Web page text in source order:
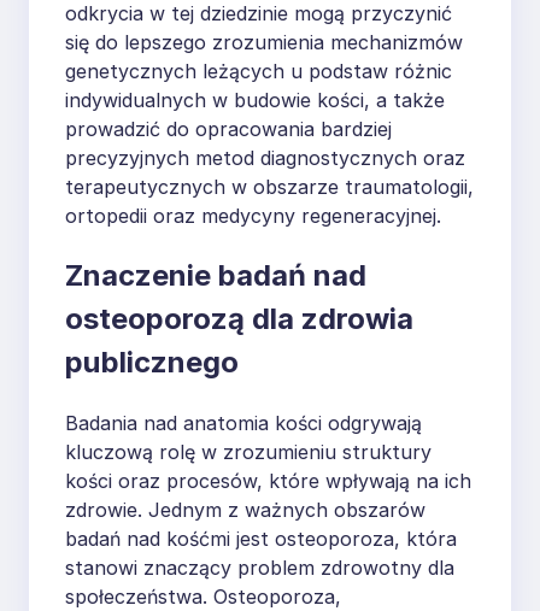
odkrycia w tej dziedzinie mogą przyczynić
się do lepszego zrozumienia mechanizmów
genetycznych leżących u podstaw różnic
indywidualnych w budowie kości, a także
prowadzić do opracowania bardziej
precyzyjnych metod diagnostycznych oraz
terapeutycznych w obszarze traumatologii,
ortopedii oraz medycyny regeneracyjnej.
Znaczenie badań nad
osteoporozą dla zdrowia
publicznego
Badania nad anatomia kości odgrywają
kluczową rolę w zrozumieniu struktury
kości oraz procesów, które wpływają na ich
zdrowie. Jednym z ważnych obszarów
badań nad kośćmi jest osteoporoza, która
stanowi znaczący problem zdrowotny dla
społeczeństwa. Osteoporoza,